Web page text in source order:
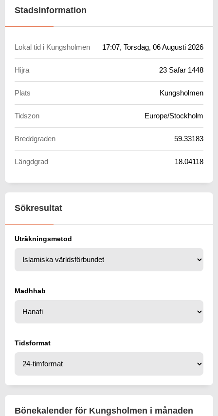
Stadsinformation
Lokal tid i Kungsholmen 17:07, Torsdag, 06 Augusti 2026
Hijra 23 Safar 1448
Plats Kungsholmen
Tidszon Europe/Stockholm
Breddgraden 59.33183
Längdgrad 18.04118
Sökresultat
Uträkningsmetod
Madhhab
Tidsformat
Bönekalender för Kungsholmen i månaden